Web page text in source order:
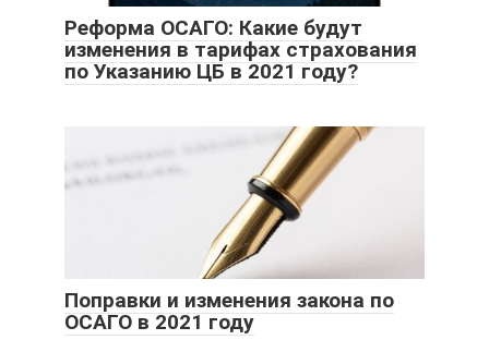
Реформа ОСАГО: Какие будут
изменения в тарифах страхования
по Указанию ЦБ в 2021 году?
Поправки и изменения закона по
ОСАГО в 2021 году